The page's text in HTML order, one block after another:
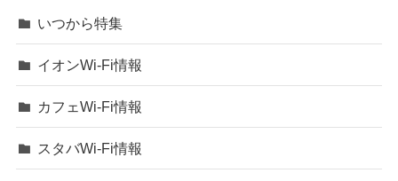
いつから特集
イオンWi-Fi情報
カフェWi-Fi情報
スタバWi-Fi情報